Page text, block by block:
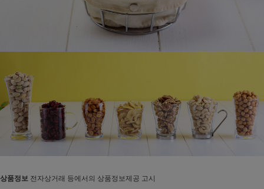
상품정보 전자상거래 등에서의 상품정보제공 고시